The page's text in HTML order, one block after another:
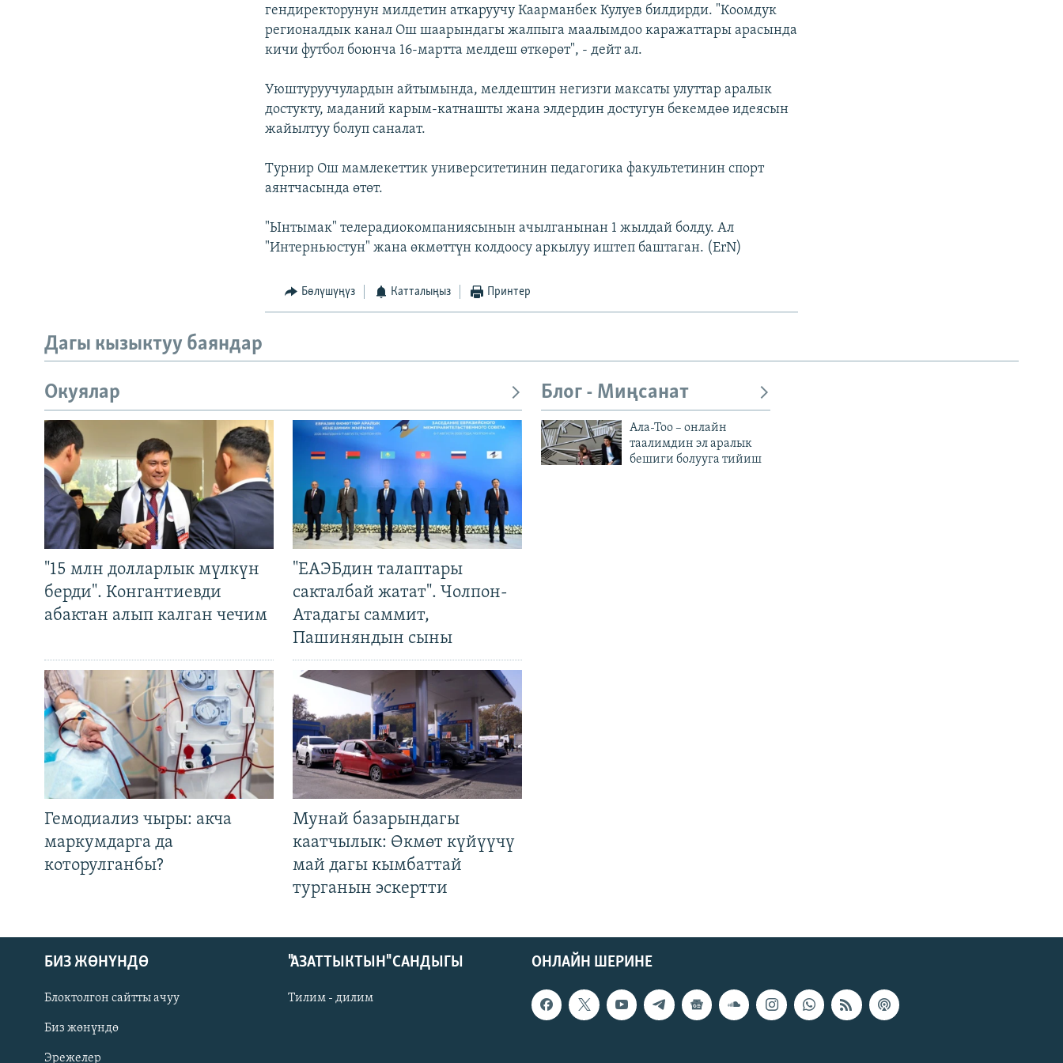
Русский
гендиректорунун милдетин аткаруучу Каарманбек Кулуев билдирди. "Коомдук
регионалдык канал Ош шаарындагы жалпыга маалымдоо каражаттары арасында
кичи футбол боюнча 16-мартта мелдеш өткөрөт", - дейт ал.
Уюштуруучулардын айтымында, мелдештин негизги максаты улуттар аралык
достукту, маданий карым-катнашты жана элдердин достугун бекемдөө идеясын
жайылтуу болуп саналат.
Турнир Ош мамлекеттик университетинин педагогика факультетинин спорт
аянтчасында өтөт.
"Ынтымак" телерадиокомпаниясынын ачылганынан 1 жылдай болду. Ал
"Интерньюстун" жана өкмөттүн колдоосу аркылуу иштеп баштаган. (ErN)
Бөлүшүңүз Катталыңыз Принтер
Дагы кызыктуу баяндар
Окуялар
"15 млн долларлык мүлкүн
берди". Конгантиевди
абактан алып калган чечим
"ЕАЭБдин талаптары
сакталбай жатат". Чолпон-
Атадагы саммит,
Пашиняндын сыны
Гемодиализ чыры: акча
маркумдарга да
которулганбы?
Мунай базарындагы
каатчылык: Өкмөт күйүүчү
май дагы кымбаттай
турганын эскертти
Блог - Миңсанат
Ала-Тоо – онлайн
таалимдин эл аралык
бешиги болууга тийиш
ОНЛАЙН ШЕРИНЕ
БИЗ ЖӨНҮНДӨ
Блоктолгон сайтты ачуу
Биз жөнүндө
Эрежелер
"АЗАТТЫКТЫН" САНДЫГЫ
Тилим - дилим